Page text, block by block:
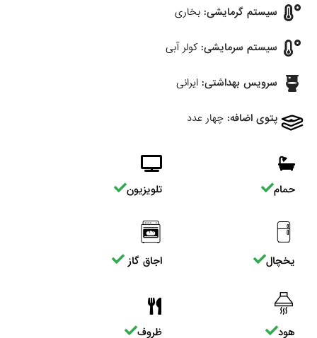
سیستم گرمایشی: بخاری
سیستم سرمایشی: کولر آبی
سرویس بهداشتی: ایرانی
پتوی اضافه: چهار عدد
حمام تلویزیون
یخچال اجاق گاز
هود ظروف